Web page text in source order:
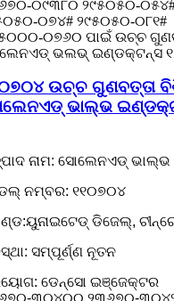
ଉଚ୍ଚ ଗୁଣବତ୍ତା
ଭାଲ୍ଭ
ନାମ: ସୋଲେନଏଡ୍ ଭାଲ୍ଭ
ନମ୍ବର: ୧୧୦୭୦୪
ଡିଜେଲ୍,
ସମ୍ପୂର୍ଣ୍ଣ ନୂତନ
ଡେନ୍ସୋ ଇଞ୍ଜେକ୍ଟର